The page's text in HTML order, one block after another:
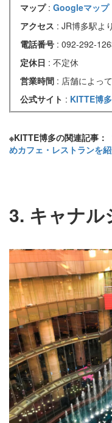
マップ : Googleマップ
アクセス : JR博多駅よ
電話番号 : 092-292-
定休日 : 不定休
営業時間 : 店舗によっ
公式サイト : KITTE博多
※KITTE博多の関連記事：
めカフェ・レストランを
3. キャナル